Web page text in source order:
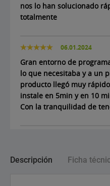
nos lo han solucionado
totalmente
06.01.2024
Gran entorno de
lo que necesitaba y a un
producto llegó muy
instale en 5min y en 10
Con la tranquilidad de
Descripción Ficha